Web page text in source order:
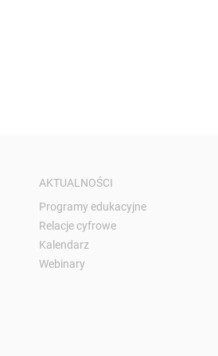
AKTUALNOŚCI
Programy edukacyjne
Relacje cyfrowe
Kalendarz
Webinary